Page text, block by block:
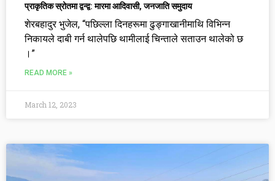
प्राकृतिक स्रोतमा द्वन्द्व: मारमा आदिवासी, जनजाति समुदाय
शेरबहादुर भुजेल, “पछिल्ला दिनहरूमा ढुङ्गाखानीमाथि विभिन्न
निकायले दाबी गर्न थालेपछि थामीलाई चिन्ताले सताउन थालेको छ
।”
READ MORE »
March 12, 2023